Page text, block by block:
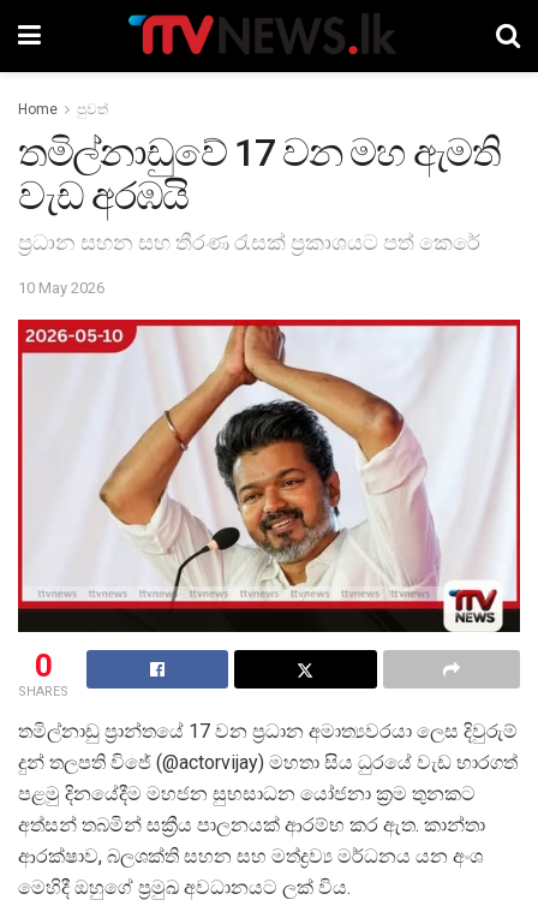
Home පුවත්
තමිල්නාඩුවේ 17 වන මහ ඇමති
වැඩ අරඹයි
ප්‍රධාන සහන සහ තීරණ රැසක් ප්‍රකාශයට පත් කෙරේ
10 May 2026
0
SHARES
තමිල්නාඩු ප්රාන්තයේ 17 වන ප්රධාන අමාත්යවරයා ලෙස දිවුරුම්
දුන් තලපති විජේ (@actorvijay) මහතා සිය ධුරයේ වැඩ භාරගත්
පළමු දිනයේදීම මහජන සුභසාධන යෝජනා ක්රම තුනකට
අත්සන් තබමින් සක්රීය පාලනයක් ආරම්භ කර ඇත. කාන්තා
ආරක්ෂාව, බලශක්ති සහන සහ මත්ද්රව් ය මර්ධනය යන අංශ
මෙහිදී ඔහුගේ ප්රමුඛ අවධානයට ලක් විය.